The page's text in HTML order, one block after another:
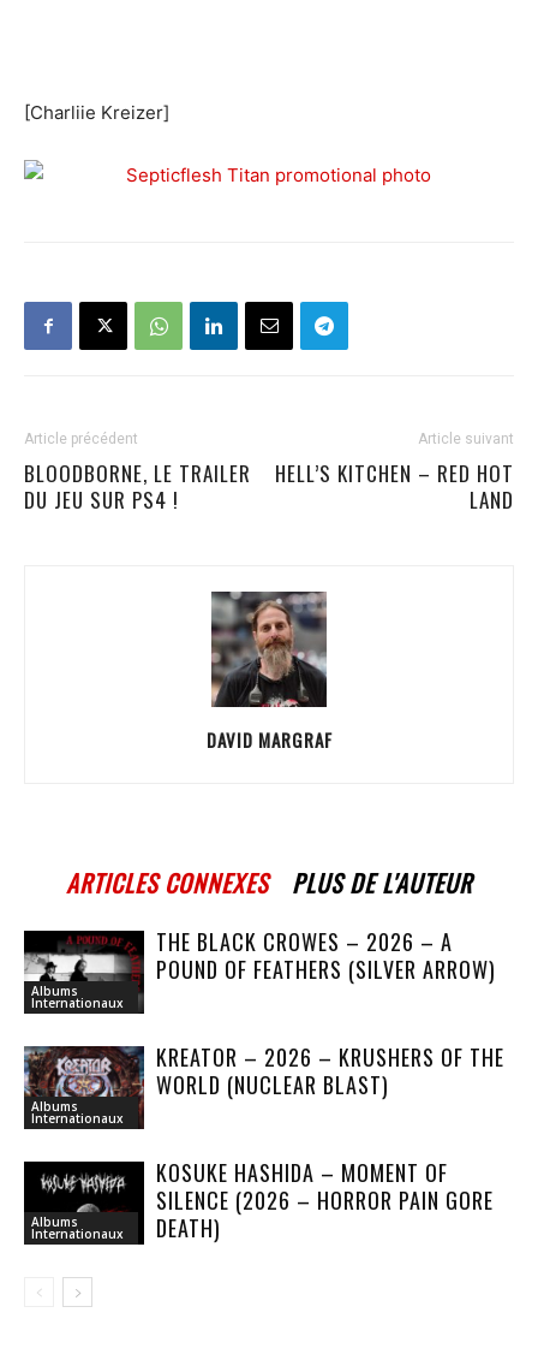
[Charliie Kreizer]
Article précédent
BLOODBORNE, LE TRAILER
DU JEU SUR PS4 !
Article suivant
HELL’S KITCHEN – RED HOT
LAND
DAVID MARGRAF
ARTICLES CONNEXES PLUS DE L'AUTEUR
Albums
Internationaux
THE BLACK CROWES – 2026 – A
POUND OF FEATHERS (SILVER ARROW)
Albums
Internationaux
KREATOR – 2026 – KRUSHERS OF THE
WORLD (NUCLEAR BLAST)
Albums
Internationaux
KOSUKE HASHIDA – MOMENT OF
SILENCE (2026 – HORROR PAIN GORE
DEATH)